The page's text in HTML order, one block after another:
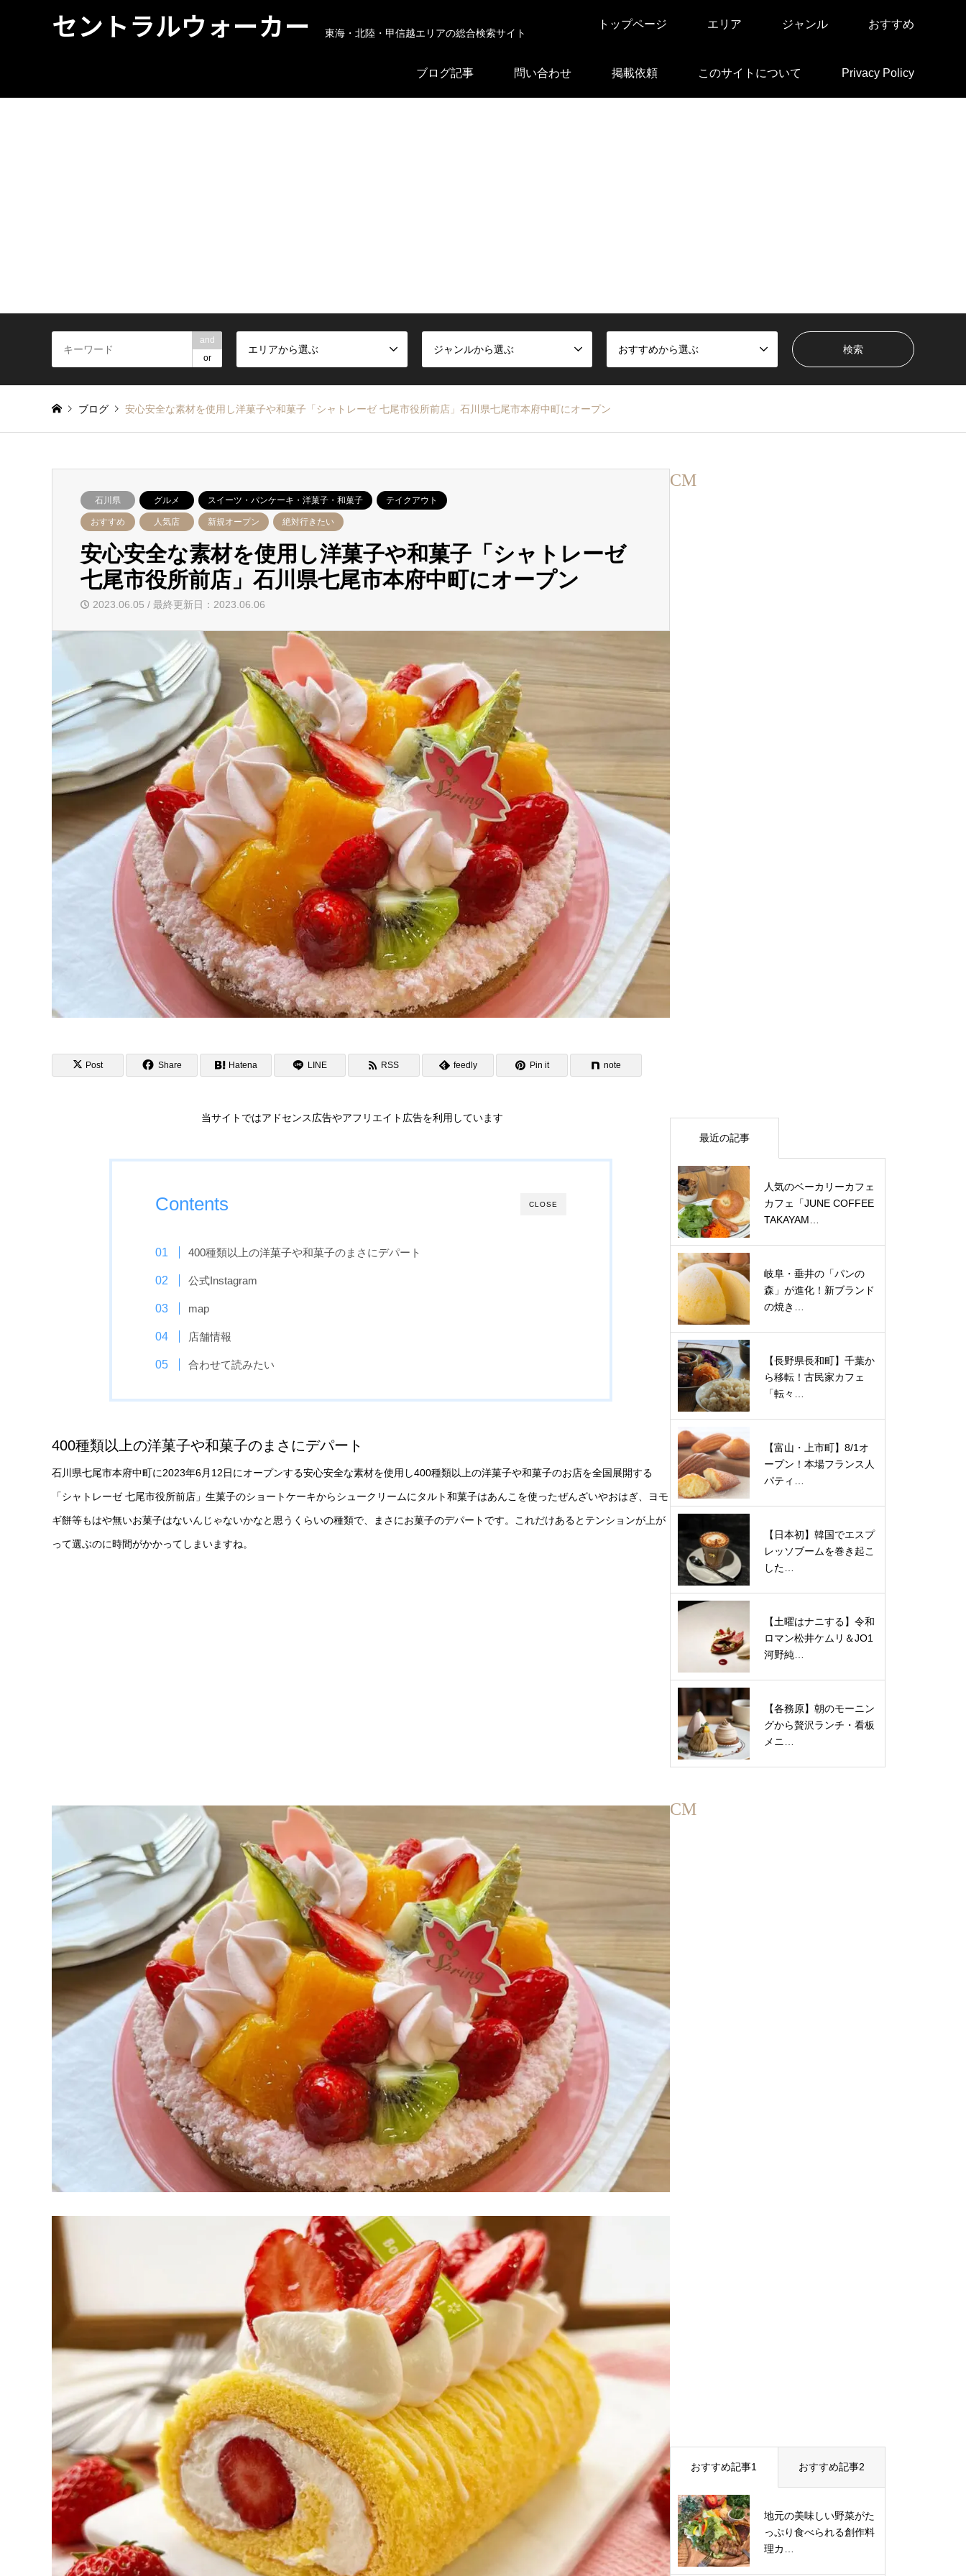
セントラルウォーカー 東海・北陸・甲信越エリアの総合検索サイト
トップページ エリア ジャンル おすすめ
ブログ記事 問い合わせ 掲載依頼 このサイトについて Privacy Policy
and
or
エリアから選ぶ ジャンルから選ぶ おすすめから選ぶ
ブログ 安心安全な素材を使用し洋菓子や和菓子「シャトレーゼ 七尾市役所前店」石川県七尾市本府中町にオープン
石川県 グルメ スイーツ・パンケーキ・洋菓子・和菓子 テイクアウト
おすすめ 人気店 新規オープン 絶対行きたい
安心安全な素材を使用し洋菓子や和菓子「シャトレーゼ
七尾市役所前店」石川県七尾市本府中町にオープン
2023.06.05 / 最終更新日：2023.06.06
Post Share Hatena LINE RSS feedly Pin it note
当サイトではアドセンス広告やアフリエイト広告を利用しています
CLOSE
Contents
400種類以上の洋菓子や和菓子のまさにデパート
公式Instagram
map
店舗情報
合わせて読みたい
400種類以上の洋菓子や和菓子のまさにデパート
石川県七尾市本府中町に2023年6月12日にオープンする安心安全な素材を使用し400種類以上の洋菓子や和菓子のお店を全国展開する
「シャトレーゼ 七尾市役所前店」生菓子のショートケーキからシュークリームにタルト和菓子はあんこを使ったぜんざいやおはぎ、ヨモ
ギ餅等もはや無いお菓子はないんじゃないかなと思うくらいの種類で、まさにお菓子のデパートです。これだけあるとテンションが上が
って選ぶのに時間がかかってしまいますね。
CM
最近の記事
人気のベーカリーカフェ
カフェ「JUNE COFFEE
TAKAYAM…
岐阜・垂井の「パンの
森」が進化！新ブランド
の焼き…
【長野県長和町】千葉か
ら移転！古民家カフェ
「転々…
【富山・上市町】8/1オ
ープン！本場フランス人
パティ…
【日本初】韓国でエスプ
レッソブームを巻き起こ
した…
【土曜はナニする】令和
ロマン松井ケムリ＆JO1
河野純…
【各務原】朝のモーニン
グから贅沢ランチ・看板
メニ…
CM
おすすめ記事1 おすすめ記事2
地元の美味しい野菜がた
っぷり食べられる創作料
理カ…